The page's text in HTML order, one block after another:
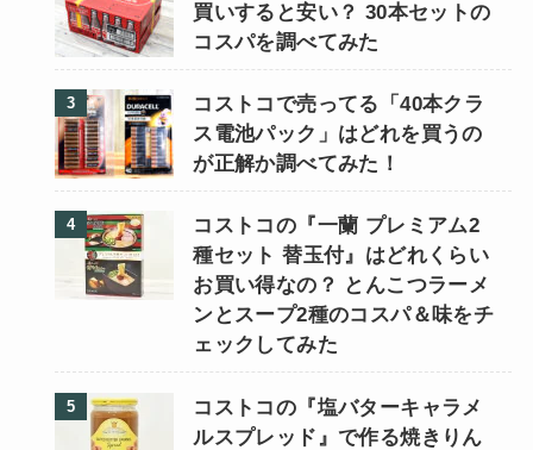
買いすると安い？ 30本セットの
コスパを調べてみた
コストコで売ってる「40本クラ
ス電池パック」はどれを買うの
が正解か調べてみた！
コストコの『一蘭 プレミアム2
種セット 替玉付』はどれくらい
お買い得なの？ とんこつラーメ
ンとスープ2種のコスパ＆味をチ
ェックしてみた
コストコの『塩バターキャラメ
ルスプレッド』で作る焼きりん